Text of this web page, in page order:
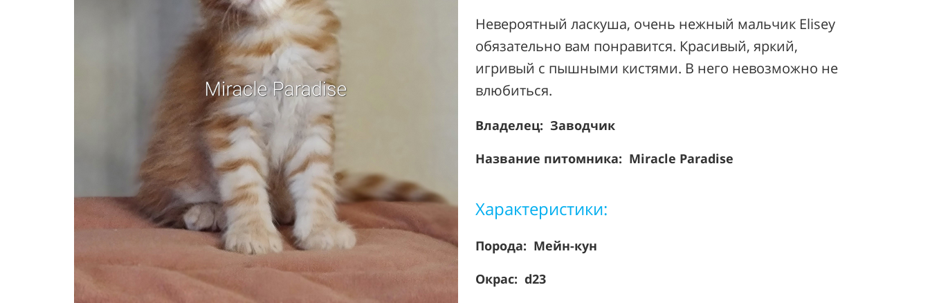
Невероятный ласкуша, очень нежный мальчик Elisey
обязательно вам понравится. Красивый, яркий,
игривый с пышными кистями. В него невозможно не
влюбиться.
Владелец: Заводчик
Название питомника: Miracle Paradise
Характеристики:
Порода: Мейн-кун
Окрас: d23